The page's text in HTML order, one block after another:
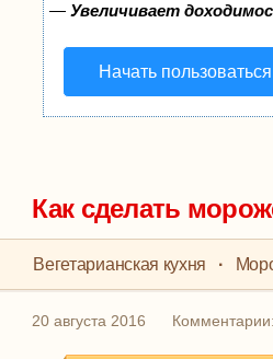
—Увеличивает
Начать
Как сделать
Вегетарианская кухня ·
20 августа 2016